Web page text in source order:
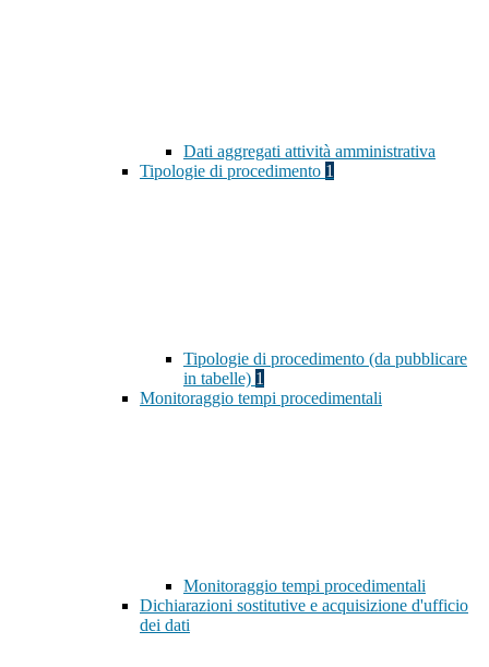
Dati aggregati attività amministrativa
Tipologie di procedimento 1
Tipologie di procedimento (da pubblicare
in tabelle) 1
Monitoraggio tempi procedimentali
Monitoraggio tempi procedimentali
Dichiarazioni sostitutive e acquisizione d'ufficio
dei dati